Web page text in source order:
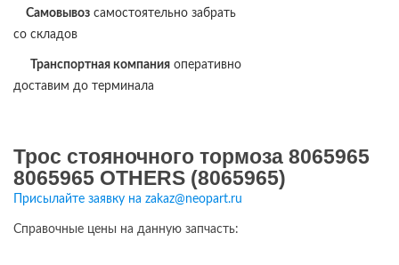
Самовывоз самостоятельно забрать
со складов
Транспортная компания оперативно
доставим до терминала
Трос стояночного тормоза 8065965
8065965 OTHERS (8065965)
Присылайте заявку на zakaz@neopart.ru
Справочные цены на данную запчасть: